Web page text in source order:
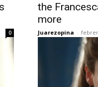
0
the
more
Juarezopina -